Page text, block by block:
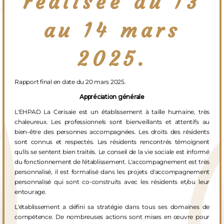
au 14 mars
2025.
Rapport final en date du 20 mars 2025.
Appréciation générale
L'EHPAD La Cerisaie est un établissement à taille humaine, très
chaleureux. Les professionnels sont bienveillants et attentifs au
bien-être des personnes accompagnées. Les droits des résidents
sont connus et respectés. Les résidents rencontrés témoignent
qu'ils se sentent bien traités. Le conseil de la vie sociale est informé
du fonctionnement de l'établissement. L'accompagnement est très
personnalisé, il est formalisé dans les projets d'accompagnement
personnalisé qui sont co-construits avec les résidents et/ou leur
entourage.
L'établissement a défini sa stratégie dans tous ses domaines de
compétence. De nombreuses actions sont mises en œuvre pour